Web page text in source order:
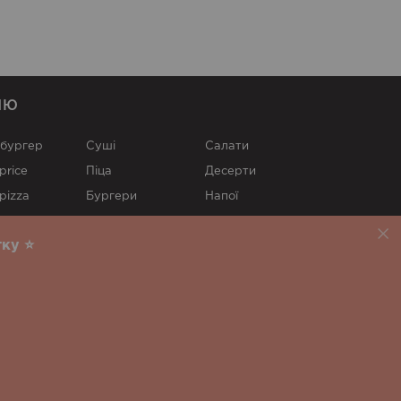
Суші
Піца
Бургери
Cалати
Десерти
Напої
⭐️